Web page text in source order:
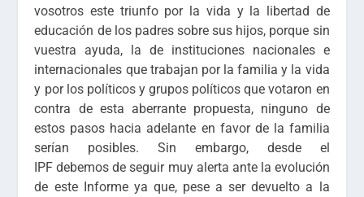
vosotros este triunfo por la vida y la libertad de
educación de los padres sobre sus hijos, porque sin
vuestra ayuda, la de instituciones nacionales e
internacionales que trabajan por la familia y la vida
y por los políticos y grupos políticos que votaron en
contra de esta aberrante propuesta, ninguno de
estos pasos hacia adelante en favor de la familia
serían posibles. Sin embargo, desde el
IPFdebemos de seguir muy alerta ante la evolución
de este Informeya que, pese a ser devuelto a la